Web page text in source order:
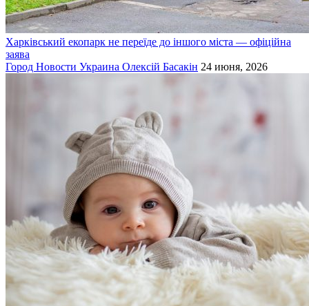
Харківський екопарк не переїде до іншого міста — офіційна
заява
Город Новости Украина Олексій Басакін 24 июня, 2026